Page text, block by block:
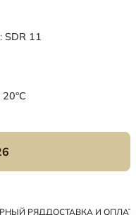
SDR 11
20°C
РЯДДОСТАВКА И